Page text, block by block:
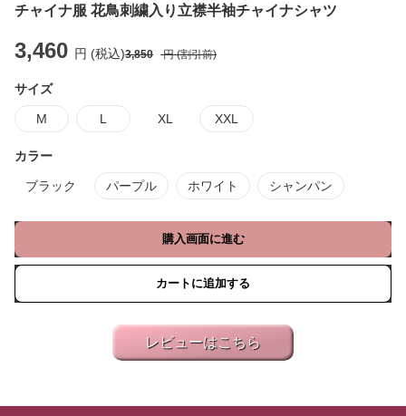
チャイナ服 花鳥刺繍入り立襟半袖チャイナシャツ
3,460 円 (税込)3,850 円 (割引前)
サイズ
M L XL XXL
カラー
ブラック パープル ホワイト シャンパン
購入画面に進む
カートに追加する
レビューはこちら